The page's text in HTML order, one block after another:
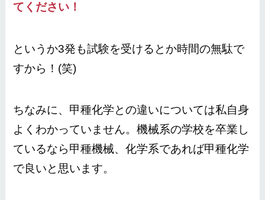
てください！
というか3発も試験を受けるとか時間の無駄で
すから！(笑)
ちなみに、甲種化学との違いについては私自身
よくわかっていません。機械系の学校を卒業し
ているなら甲種機械、化学系であれば甲種化学
で良いと思います。